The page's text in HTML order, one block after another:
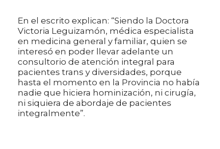
En el escrito explican: “Siendo la Doctora
Victoria Leguizamón, médica especialista
en medicina general y familiar, quien se
interesó en poder llevar adelante un
consultorio de atención integral para
pacientes trans y diversidades, porque
hasta el momento en la Provincia no había
nadie que hiciera hominización, ni cirugía,
ni siquiera de abordaje de pacientes
integralmente”.